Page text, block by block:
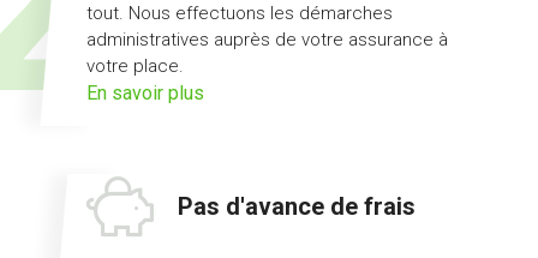
tout. Nous effectuons les démarches
administratives auprès de votre assurance à
votre place.
En savoir plus
Pas d'avance de frais